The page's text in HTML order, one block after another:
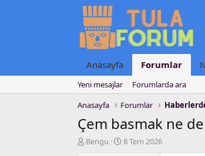
Anasayfa Forumlar
Yeni mesajlar
Forumlarda ara
Anasayfa
Forumlar
Çem basmak ne
K
Bengu
B
8 Tem 2026